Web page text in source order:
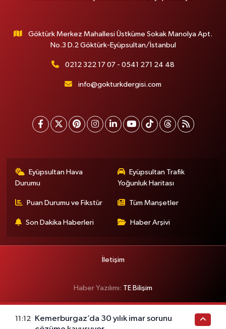
Göktürk Merkez Mahallesi Üstküme Sokak Manolya Apt.
No.3 D.2 Göktürk-Eyüpsultan/İstanbul
0212 322 17 07 - 0541 271 24 48
info@gokturkdergisi.com
Eyüpsultan Hava
Durumu
Eyüpsultan Trafik
Yoğunluk Haritası
Puan Durumu ve Fikstür Tüm Manşetler
Son Dakika Haberleri Haber Arşivi
İletişim
Haber Yazılımı: TE Bilişim
11:12
Kemerburgaz’da 30 yılık imar sorunu